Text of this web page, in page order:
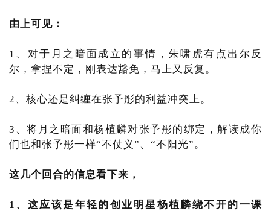
由上可见：
1、对于月之暗面成立的事情，朱啸虎有点出尔反
尔，拿捏不定，刚表达豁免，马上又反复。
2、核心还是纠缠在张予彤的利益冲突上。
3、将月之暗面和杨植麟对张予彤的绑定，解读成你
们也和张予彤一样“不仗义”、“不阳光”。
这几个回合的信息看下来，
1、这应该是年轻的创业明星杨植麟绕不开的一课